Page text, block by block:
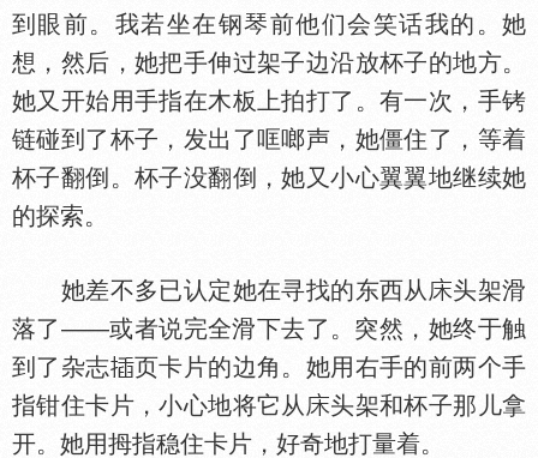
到眼前。我若坐在钢琴前他们会笑话我的。她
想，然后，她把手伸过架子边沿放杯子的地方。
她又开始用手指在木板上拍打了。有一次，手铐
链碰到了杯子，发出了哐啷声，她僵住了，等着
杯子翻倒。杯子没翻倒，她又小心翼翼地继续她
的探索。
她差不多已认定她在寻找的东西从
头架滑
落了——或者说完全滑下去了。突然，她终于触
到了杂志
页卡片的边角。她用右手的前两个手
指钳住卡片，小心地将它从
头架和杯子那儿拿
开。她用拇指稳住卡片，好奇地打量着。